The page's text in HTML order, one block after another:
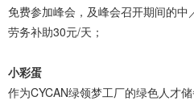
免费参加峰会，及峰会召开期间的中
劳务补助30元/天；
小彩蛋
作为CYCAN绿领梦工厂的绿色人才